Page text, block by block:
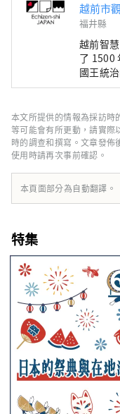
越前市
福井縣
越前智慧
了 1500
國王統
化最先
的傳統
活著著
慧。 此
育著未
本文所提供的情報為採訪時
等可能會有所更動，請實際
時的調查和撰寫。文章發佈
使用時請再次事前確認。
本頁面部分為自動翻譯。
特集